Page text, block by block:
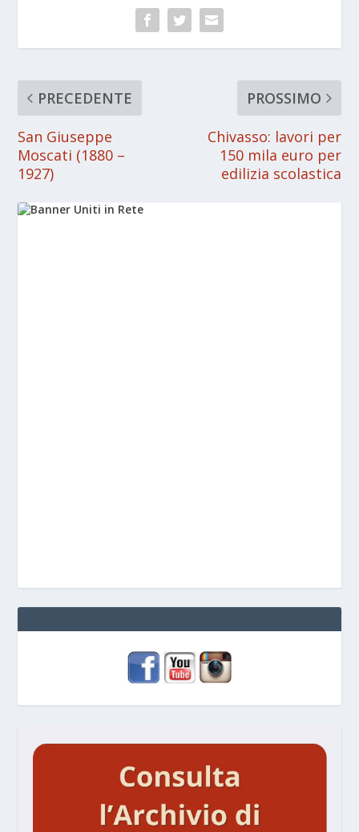
PRECEDENTE
San Giuseppe
Moscati (1880 –
1927)
PROSSIMO
Chivasso: lavori per
150 mila euro per
edilizia scolastica